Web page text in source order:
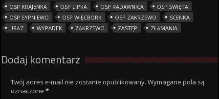
OSP KRAJENKA
OSP LIPKA OSP RADAWNICA
OSP ŚWIĘTA
OSP SYPNIEWO
OSP WIĘCBORK OSP ZAKRZEWO
SCENKA
URAZ
WYPADEK ZAKRZEWO ZASTĘP ZŁAMANIA
Dodaj komentarz
Twój adres e-mail nie zostanie opublikowany. Wymagane pola są
oznaczone*